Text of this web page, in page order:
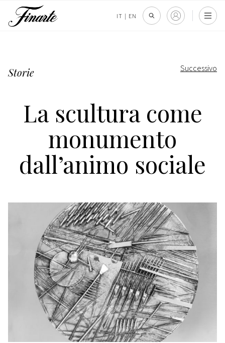
IT | EN
Storie Successivo
La scultura come
monumento
dall’animo sociale